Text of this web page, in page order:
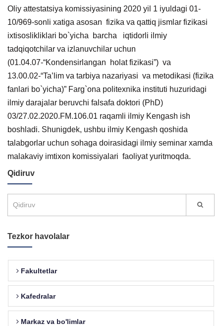
Oliy attestatsiya komissiyasining 2020 yil 1 iyuldagi 01-
10/969-sonli xatiga asosan fizika va qattiq jismlar fizikasi
ixtisoslikliklari bo`yicha barcha iqtidorli ilmiy
tadqiqotchilar va izlanuvchilar uchun
(01.04.07-“Kondensirlangan holat fizikasi”) va
13.00.02-“Ta’lim va tarbiya nazariyasi va metodikasi (fizika
fanlari bo`yicha)” Farg`ona politexnika instituti huzuridagi
ilmiy darajalar beruvchi falsafa doktori (PhD)
03/27.02.2020.FM.106.01 raqamli ilmiy Kengash ish
boshladi. Shunigdek, ushbu ilmiy Kengash qoshida
talabgorlar uchun sohaga doirasidagi ilmiy seminar xamda
malakaviy imtixon komissiyalari faoliyat yuritmoqda.
Qidiruv
Tezkor havolalar
Fakultetlar
Kafedralar
Markaz va bo'limlar